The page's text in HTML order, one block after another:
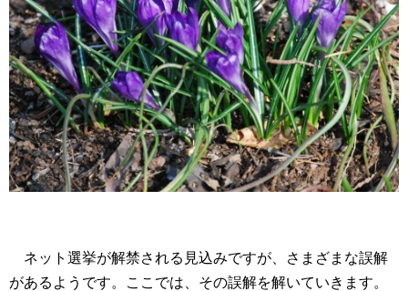
ネット選挙が解禁される見込みですが、さまざまな誤解
があるようです。ここでは、その誤解を解いていきます。